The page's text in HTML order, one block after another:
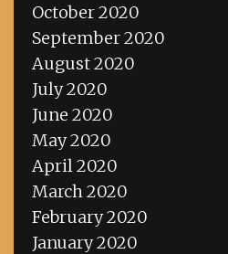
October 2020
September 2020
August 2020
July 2020
June 2020
May 2020
April 2020
March 2020
February 2020
January 2020